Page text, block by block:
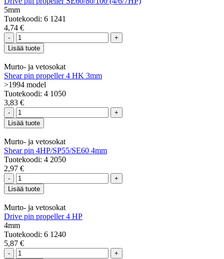
5mm
Tuotekoodi: 6 1241
4,74 €
-
+
Lisää tuote
Murto- ja vetosokat
Shear pin propeller 4 HK 3mm
>1994 model
Tuotekoodi: 4 1050
3,83 €
-
+
Lisää tuote
Murto- ja vetosokat
Shear pin 4HP/SP55/SE60 4mm
Tuotekoodi: 4 2050
2,97 €
-
+
Lisää tuote
Murto- ja vetosokat
Drive pin propeller 4 HP
4mm
Tuotekoodi: 6 1240
5,87 €
-
+